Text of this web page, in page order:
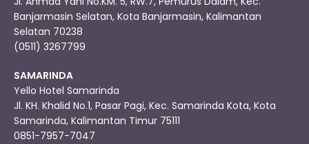
Banjarmasin Selatan, Kota Banjarmasin, Kalimantan
Selatan 70238
(0511) 3267799
SAMARINDA
Yello Hotel Samarinda
Jl. KH. Khalid No.1, Pasar Pagi, Kec. Samarinda Kota, Kota
Samarinda, Kalimantan Timur 75111
0851-7957-7047